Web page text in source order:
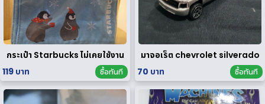
กระเป๋า Starbucks ไม่เคยใช้งาน
119 บาท
ซื้อทันที
มาจอเร็ต chevrolet silverado
70 บาท
ซื้อทันที